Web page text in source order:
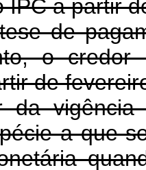
IPC a partir
de
o
de
da
a que